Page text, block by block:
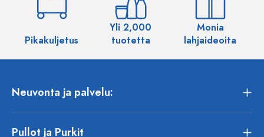
Pikakuljetus
Yli 2,000
tuotetta
Monia
lahjaideoita
Neuvonta ja palvelu:
Pullot ja Purkit